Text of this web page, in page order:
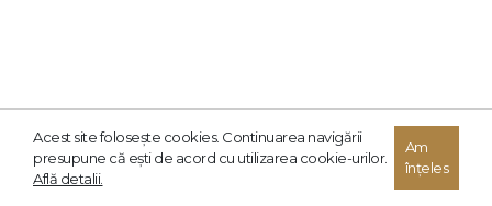
Acest site foloseşte cookies. Continuarea navigării
presupune că eşti de acord cu utilizarea cookie-urilor.
Află detalii.
Am
înțeles